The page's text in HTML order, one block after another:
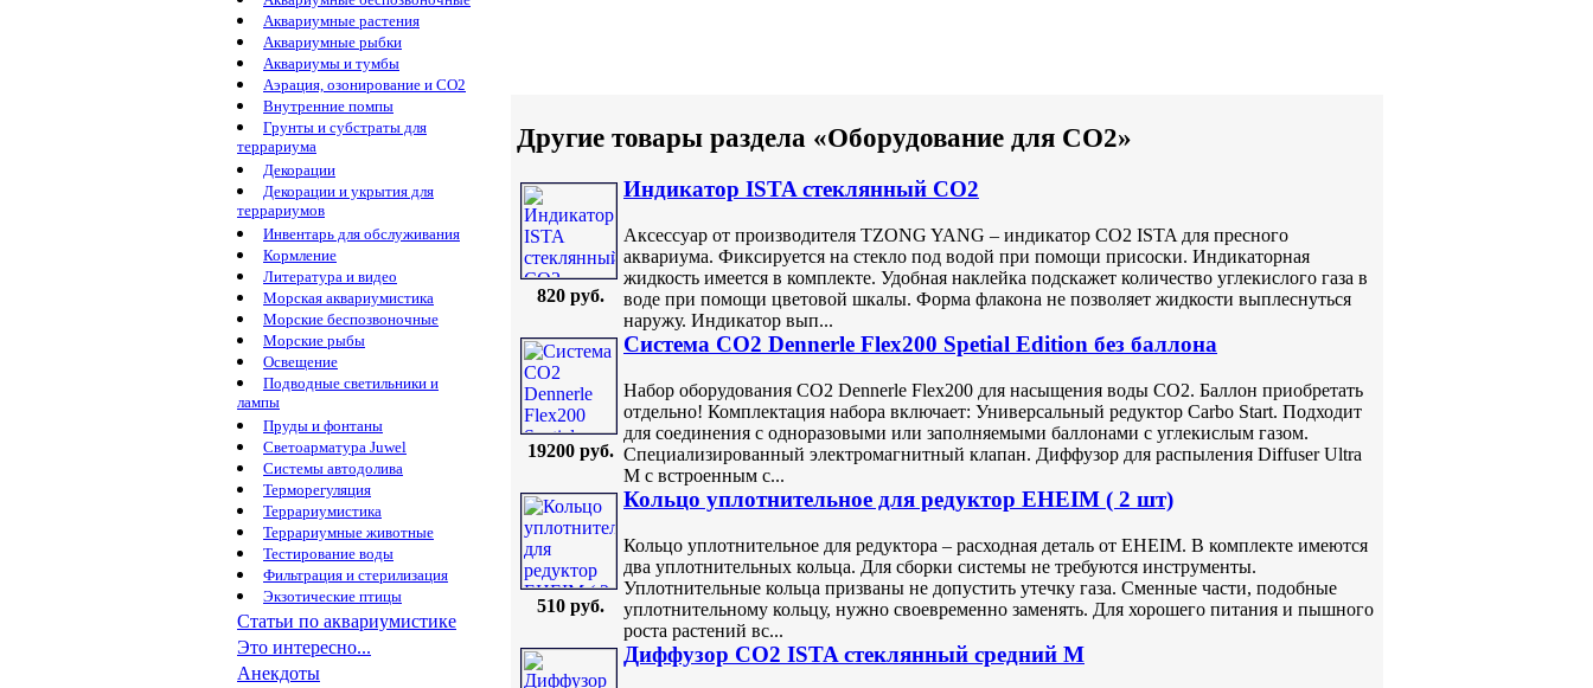
Аквариумные растения
Аквариумные рыбки
Аквариумы и тумбы
Аэрация, озонирование и CO2
Внутренние помпы
Грунты и субстраты для
террариума
Декорации
Декорации и укрытия для
террариумов
Инвентарь для обслуживания
Кормление
Литература и видео
Морская аквариумистика
Морские беспозвоночные
Морские рыбы
Освещение
Подводные светильники и
лампы
Пруды и фонтаны
Светоарматура Juwel
Системы автодолива
Терморегуляция
Террариумистика
Террариумные животные
Тестирование воды
Фильтрация и стерилизация
Экзотические птицы
Статьи по аквариумистике
Это интересно...
Анекдоты
Другие товары раздела «Оборудование для CO2»
820 руб.
Индикатор ISTA стеклянный CO2
Аксессуар от производителя TZONG YANG – индикатор CO2 ISTA для пресного
аквариума. Фиксируется на стекло под водой при помощи присоски. Индикаторная
жидкость имеется в комплекте. Удобная наклейка подскажет количество углекислого газа в
воде при помощи цветовой шкалы. Форма флакона не позволяет жидкости выплеснуться
наружу. Индикатор вып...
19200 руб.
Система CO2 Dennerle Flex200 Spetial Edition без баллона
Набор оборудования CO2 Dennerle Flex200 для насыщения воды СО2. Баллон приобретать
отдельно! Комплектация набора включает: Универсальный редуктор Carbo Start. Подходит
для соединения с одноразовыми или заполняемыми баллонами с углекислым газом.
Специализированный электромагнитный клапан. Диффузор для распыления Diffuser Ultra
M с встроенным с...
510 руб.
Кольцо уплотнительное для редуктор EHEIM ( 2 шт)
Кольцо уплотнительное для редуктора – расходная деталь от EHEIM. В комплекте имеются
два уплотнительных кольца. Для сборки системы не требуются инструменты.
Уплотнительные кольца призваны не допустить утечку газа. Сменные части, подобные
уплотнительному кольцу, нужно своевременно заменять. Для хорошего питания и пышного
роста растений вс...
Диффузор СО2 ISTA стеклянный средний M